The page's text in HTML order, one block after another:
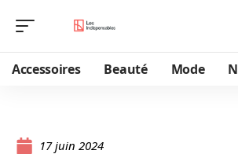
Accessoires Beauté Mode
17 juin 2024